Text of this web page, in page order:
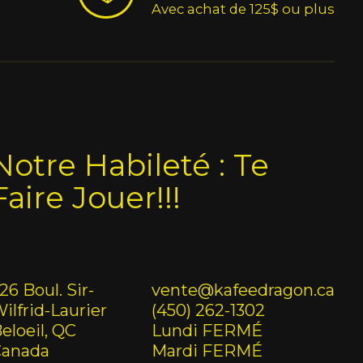
Avec achat de 125$ ou plus
Habileté : Te
Jouer!!!
Boul. Sir-
Laurier
QC
vente@kafeedragon.ca
(450) 262-1302
Lundi FERMÉ
Mardi FERMÉ